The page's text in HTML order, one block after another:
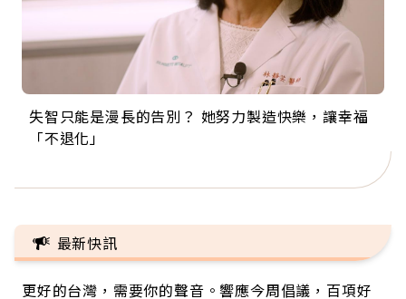
失智只能是漫長的告別？ 她努力製造快樂，讓幸福
「不退化」
來自剛果的巧克力神父 為台灣奉獻36年 「台灣是我
的家，我連作夢都講台語！」
63歲卸矽谷副總、搬回台灣找快樂！「蛋黃哥小
丑」走進安養院，逗樂上萬爺奶：退休後才開始真
104歲打破金氏世界紀錄 成為全球最年長羽球選
手，分享長壽的秘密原來是「這個」
事業巔峰他選擇追夢…黑手阿伯拉小提琴還登上小
巨蛋！連CNN都大讚！
最新快訊
更好的台灣，需要你的聲音。響應今周倡議，百項好